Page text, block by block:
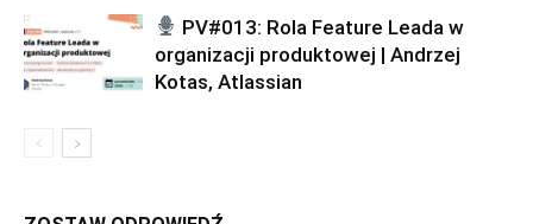
PV#013: Rola Feature Leada w
organizacji produktowej | Andrzej
Kotas, Atlassian